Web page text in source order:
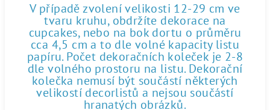
V případě zvolení velikosti 12-29 cm ve
tvaru kruhu, obdržíte dekorace na
cupcakes, nebo na bok dortu o průměru
cca 4,5 cm a to dle volné kapacity listu
papíru. Počet dekoračních koleček je 2-8
dle volného prostoru na listu. Dekorační
kolečka nemusí být součástí některých
velikostí decorlistů a nejsou součástí
hranatých obrázků.